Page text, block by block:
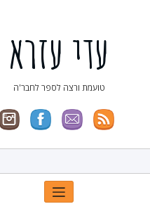
עדי עזרא
טועמת ורצה לספר לחבר'ה